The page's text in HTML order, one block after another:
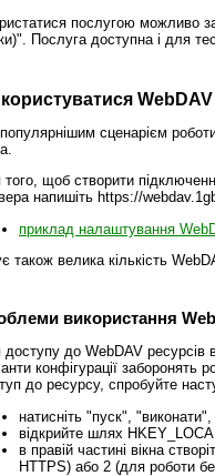
послугою можливо
Послуга доступна і для
WebDAV
сценарієм
щоб створити
напишіть https://
приклад налаштування
також велика кількість
використання
до WebDAV ресурсів
конфігурації
до ресурсу, спробуйте
натисніть "пуск",
відкрийте шлях
в правій частині вікна
HTTPS) або 2 (для роботи